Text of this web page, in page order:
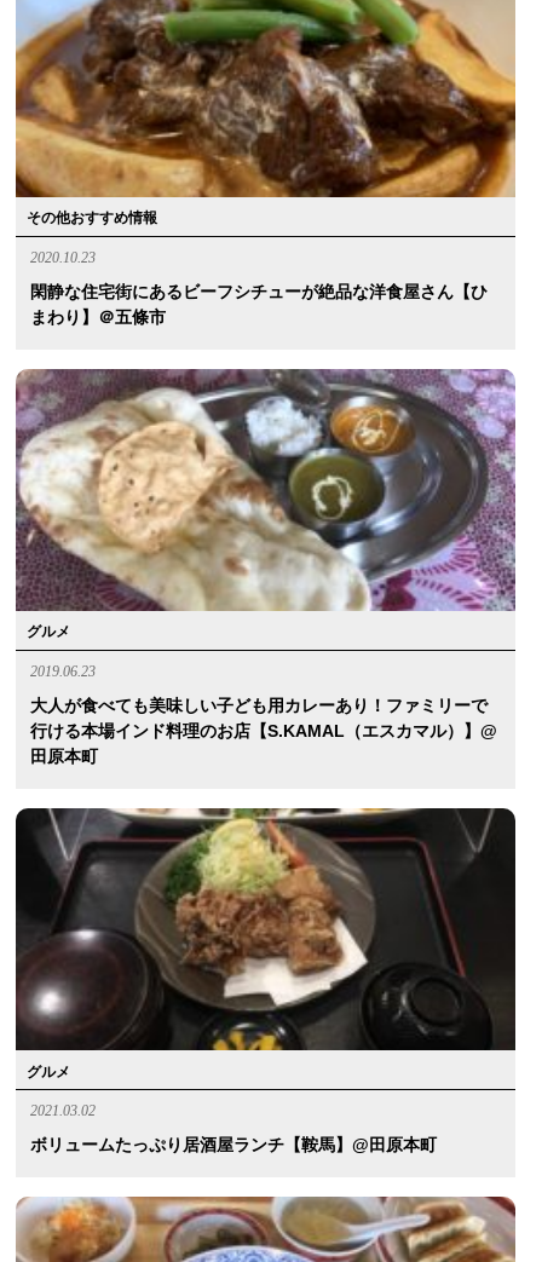
その他おすすめ情報
2020.10.23
閑静な住宅街にあるビーフシチューが絶品な洋食屋さん【ひ
まわり】＠五條市
グルメ
2019.06.23
大人が食べても美味しい子ども用カレーあり！ファミリーで
行ける本場インド料理のお店【S.KAMAL（エスカマル）】@
田原本町
グルメ
2021.03.02
ボリュームたっぷり居酒屋ランチ【鞍馬】@田原本町